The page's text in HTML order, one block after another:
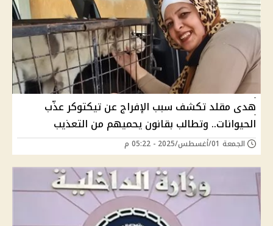
هدى مقلد تكشف سبب الإفراج عن تيكتوكر عذّب
الحيوانات.. وتطالب بقانون يحميهم من التعذيب
الجمعة 01/أغسطس/2025 - 05:22 م